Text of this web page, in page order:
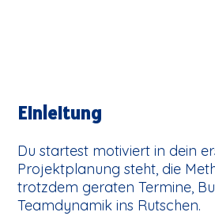
Einleitung
Du startest motiviert in dein
Projektplanung steht, die
trotzdem geraten Termine,
Teamdynamik ins Rutschen.